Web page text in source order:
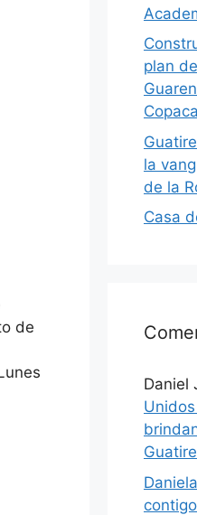
de
plan
la
de la
Casa
Daniel
Guatire